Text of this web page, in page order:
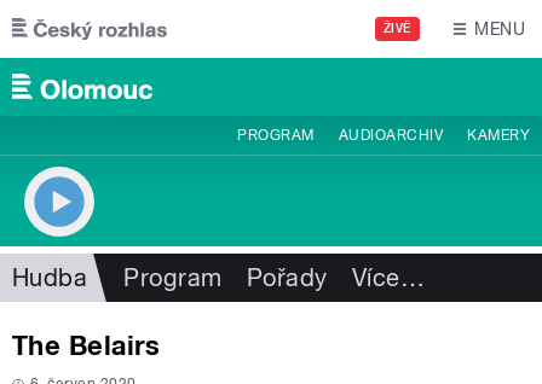
Přejít k hlavnímu obsahu
ŽIVĚ MENU
PROGRAM AUDIOARCHIV KAMERY
Hudba Program Pořady Více…
The Belairs